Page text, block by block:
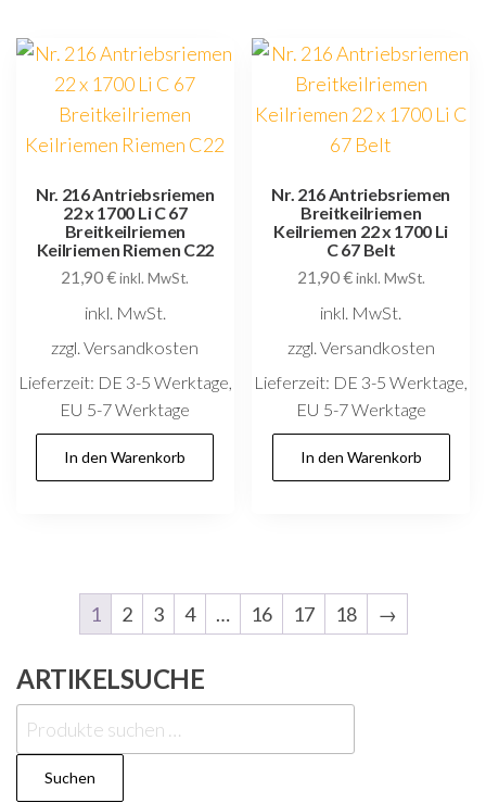
Nr. 216 Antriebsriemen
22 x 1700 Li C 67
Breitkeilriemen
Keilriemen Riemen C22
21,90€ inkl. MwSt.
inkl. MwSt.
zzgl. Versandkosten
Lieferzeit: DE 3-5 Werktage,
EU 5-7 Werktage
In den Warenkorb
Nr. 216 Antriebsriemen
Breitkeilriemen
Keilriemen 22 x 1700 Li
C 67 Belt
21,90€ inkl. MwSt.
inkl. MwSt.
zzgl. Versandkosten
Lieferzeit: DE 3-5 Werktage,
EU 5-7 Werktage
In den Warenkorb
1 2 3 4 … 16 17 18 →
ARTIKELSUCHE
Suchen
nach:
Suchen